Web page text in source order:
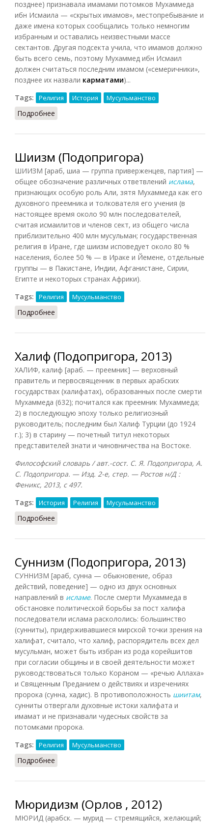
позднее) признавала имамами потомков Мухаммеда
ибн Исмаила — «скрытых имамов», местопребывание и
даже имена которых сообщались только немногим
избранным и оставались неизвестными массе
сектантов. Другая подсекта учила, что имамов должно
быть всего семь, поэтому Мухаммед ибн Исмаил
должен считаться последним имамом («семеричники»,
позднее их назвали карматами)...
Tags:
Религия История Мусульманство
Подробнее
Шиизм (Подопригора)
ШИИЗМ [араб, шиа — группа приверженцев, партия] —
общее обозначение различных ответвлений ислама,
признающих особую роль Али, зятя Мухаммеда как его
духовного преемника и толкователя его учения (в
настоящее время около 90 млн последователей,
считая исмаилитов и членов сект, из общего числа
приблизительно 400 млн мусульман; государственная
религия в Иране, где шиизм исповедует около 80 %
населения, более 50 % — в Ираке и Йемене, отдельные
группы — в Пакистане, Индии, Афганистане, Сирии,
Египте и некоторых странах Африки).
Tags:
Религия Мусульманство
Подробнее
Халиф (Подопригора, 2013)
ХАЛИФ, калиф [араб. — преемник] — верховный
правитель и первосвященник в первых арабских
государствах (халифатах), образованных после смерти
Мухаммеда (632); почитался как преемник Мухаммеда;
2) в последующую эпоху только религиозный
руководитель; последним был Халиф Турции (до 1924
г.); 3) в старину — почетный титул некоторых
представителей знати и чиновничества на Востоке.
Философский словарь / авт.-сост. С. Я. Подопригора, А.
С. Подопригора. — Изд. 2-е, стер. — Ростов н/Д :
Феникс, 2013, с 497.
Tags:
История Религия Мусульманство
Подробнее
Суннизм (Подопригора, 2013)
СУННИЗМ [араб, сунна — обыкновение, образ
действий, поведение] — одно из двух основных
направлений в исламе. После смерти Мухаммеда в
обстановке политической борьбы за пост халифа
последователи ислама раскололись: большинство
(сунниты), придерживавшиеся мирской точки зрения на
халифат, считало, что халиф, распорядитель всех дел
мусульман, может быть избран из рода корейшитов
при согласии общины и в своей деятельности может
руководствоваться только Кораном — «речью Аллаха»
и Священным Преданием о действиях и изречениях
пророка (сунна, хадис). В противоположность шиитам,
сунниты отвергали духовные истоки халифата и
имамат и не признавали чудесных свойств за
потомками пророка.
Tags:
Религия Мусульманство
Подробнее
Мюридизм (Орлов , 2012)
МЮРИД (арабск. — мурид — стремящийся, желающий;